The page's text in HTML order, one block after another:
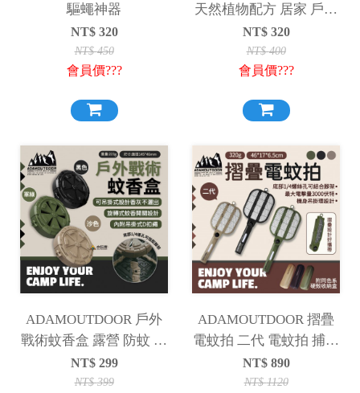
驅蠅神器
NT$ 320
NT$450
會員價???
天然植物配方 居家 戶外
露營 海釣 野餐
NT$ 320
NT$400
會員價???
ADAMOUTDOOR 戶外
戰術蚊香盒 露營 防蚊 蚊
香架 戶外防蚊 蚊香盒 戶
外 軍綠 沙色 黑色
NT$ 299
NT$399
ADAMOUTDOOR 摺疊
電蚊拍 二代 電蚊拍 捕蚊
拍 捕蚊燈 LED 摺疊 折疊
露營
NT$ 890
NT$1120